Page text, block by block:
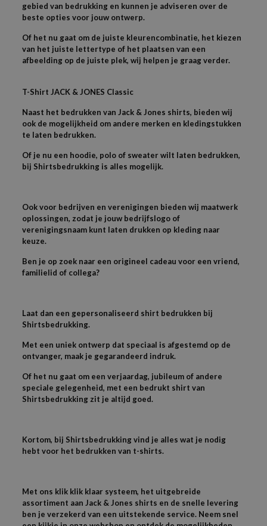
gebied van bedrukking en kunnen je adviseren over de
beste opties voor jouw ontwerp.
Of het nu gaat om de juiste kleurencombinatie, het kiezen
van het juiste lettertype of het plaatsen van een
afbeelding op de juiste plek, wij helpen je graag verder.
T-Shirt JACK & JONES Classic
Naast het bedrukken van Jack & Jones shirts, bieden wij
ook de mogelijkheid om andere merken en kledingstukken
te laten bedrukken.
Of je nu een hoodie, polo of sweater wilt laten bedrukken,
bij Shirtsbedrukking is alles mogelijk.
Ook voor bedrijven en verenigingen bieden wij maatwerk
oplossingen, zodat je jouw bedrijfslogo of
verenigingsnaam kunt laten drukken op kleding naar
keuze.
Ben je op zoek naar een origineel cadeau voor een vriend,
familielid of collega?
Laat dan een gepersonaliseerd shirt bedrukken bij
Shirtsbedrukking.
Met een uniek ontwerp dat speciaal is afgestemd op de
ontvanger, maak je gegarandeerd indruk.
Of het nu gaat om een verjaardag, jubileum of andere
speciale gelegenheid, met een bedrukt shirt van
Shirtsbedrukking zit je altijd goed.
Kortom, bij Shirtsbedrukking vind je alles wat je nodig
hebt voor het bedrukken van t-shirts.
Met ons klik klik klaar systeem, het uitgebreide
assortiment aan Jack & Jones shirts en de snelle levering
ben je verzekerd van een uitstekende service. Neem snel